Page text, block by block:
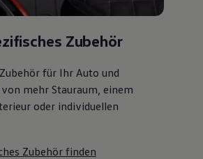
Zubehör
für Ihr Auto und
mehr Stauraum, einem
oder individuellen
Zubehör finden